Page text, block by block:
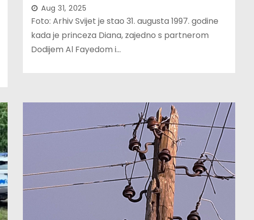
Aug 31, 2025
Foto: Arhiv Svijet je stao 31. augusta 1997. godine
kada je princeza Diana, zajedno s partnerom
Dodijem Al Fayedom i…